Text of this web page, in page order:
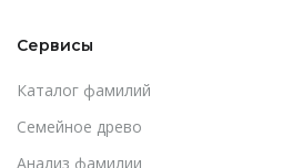
Сервисы
Каталог фамилий
Cемейное древо
Анализ фамилии